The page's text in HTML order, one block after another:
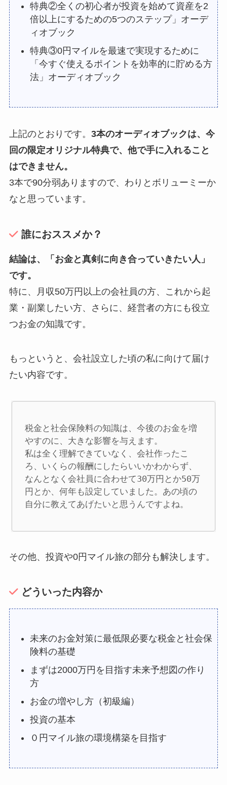
特典②全くの初心者が投資を始めて資産を2
倍以上にするための5つのステップ」オーデ
ィオブック
特典③0円マイルを最速で実現するために
「今すぐ使えるポイントを効率的に貯める方
法」オーディオブック
上記のとおりです。 3本のオーディオブックは、今
回の限定オリジナル特典で、他で手に入れること
はできません。
3本で90分弱ありますので、わりとボリューミーか
なと思っています。
誰におススメか？
結論は、「お金と真剣に向き合っていきたい人」
です。
特に、月収50万円以上の会社員の方、これから起
業・副業したい方、さらに、経営者の方にも役立
つお金の知識です。
もっというと、会社設立した頃の私に向けて届け
たい内容です。
税金と社会保険料の知識は、今後のお金を増
やすのに、大きな影響を与えます。
私は全く理解できていなく、会社作ったこ
ろ、いくらの報酬にしたらいいかわからず、
なんとなく会社員に合わせて30万円とか50万
円とか、何年も設定していました。あの頃の
自分に教えてあげたいと思うんですよね。
その他、投資や0円マイル旅の部分も解決します。
どういった内容か
未来のお金対策に最低限必要な税金と社会保
険料の基礎
まずは2000万円を目指す未来予想図の作り
方
お金の増やし方（初級編）
投資の基本
０円マイル旅の環境構築を目指す